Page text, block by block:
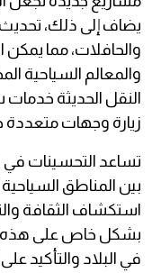
يضاف إلى ذلك، تحديث
والحافلات، مما يمكن
والمعالم السياحية
النقل الحديثة
زيارة وجهات متعددة
تساعد التحسينات في
بين المناطق
بشكل خاص على هذه
في البلاد والتأكيد